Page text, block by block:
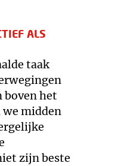
ALS
taak
boven het
we midden
zijn beste